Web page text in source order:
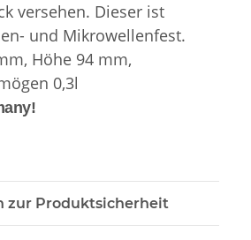
versehen. Dieser ist
und Mikrowellenfest.
Höhe 94 mm,
0,3l
zur Produktsicherheit